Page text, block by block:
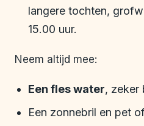
langere tochten,
15.00 uur.
Neem altijd mee:
Een fles water, zeker
Een zonnebril en pet